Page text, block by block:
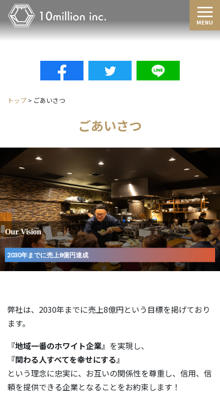
MENU
トップ > ごあいさつ
ごあいさつ
弊社は、2030年までに売上8億円という目標を掲げており
ます。
『地域一番のホワイト企業』 を実現し、
『関わる人すべてを幸せにする』
という理念に忠実に、お互いの関係性を尊重し、信用、信
頼を提供できる企業となることをお約束します！